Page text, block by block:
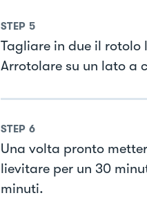
STEP 5
Tagliare in due il
Arrotolare su un lato a
STEP 6
Una volta pronto
lievitare per un 30
minuti.